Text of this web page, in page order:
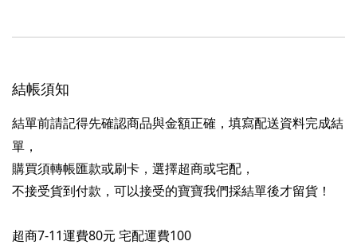
結帳須知
結單前請記得先確認商品與金額正確，填寫配送資料完成結
單，
購買須轉帳匯款或刷卡，選擇超商或宅配，
不接受貨到付款，可以接受的寶寶我們採結單後才留貨！
超商7-11運費80元 宅配運費100